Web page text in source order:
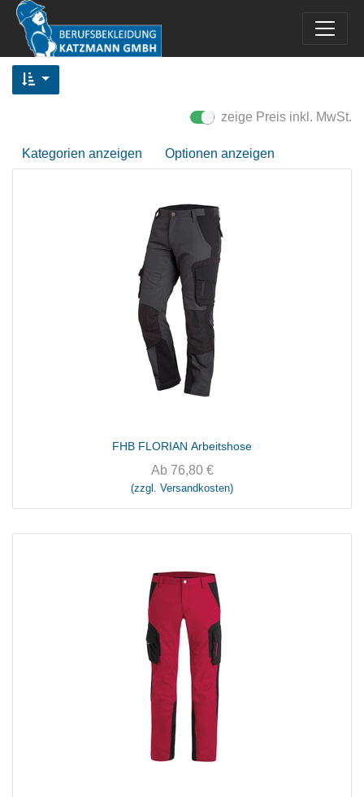
zeige Preis inkl. MwSt.
Kategorien anzeigen Optionen anzeigen
FHB FLORIAN Arbeitshose
Ab 76,80€
(zzgl. Versandkosten)